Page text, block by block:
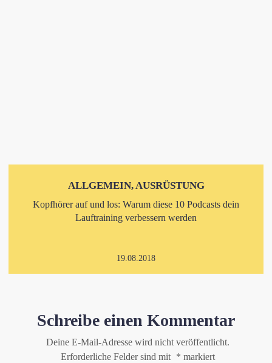
ALLGEMEIN, AUSRÜSTUNG
Kopfhörer auf und los: Warum diese 10 Podcasts dein
Lauftraining verbessern werden
19.08.2018
Schreibe einen Kommentar
Deine E-Mail-Adresse wird nicht veröffentlicht.
Erforderliche Felder sind mit * markiert